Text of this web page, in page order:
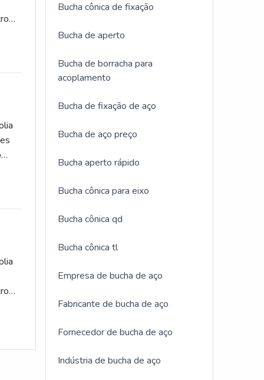
e
ou
e
Bucha cônica de fixação
Bucha de aperto
Bucha de borracha para
acoplamento
Bucha de fixação de aço
Bucha de aço preço
Bucha aperto rápido
Bucha cônica para eixo
Bucha cônica qd
Bucha cônica tl
Empresa de bucha de aço
Fabricante de bucha de aço
Fornecedor de bucha de aço
Indústria de bucha de aço